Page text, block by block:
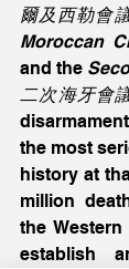
爾及西勒會
Moroccan
and the
二次海牙會
the most
history at
million
the
establish